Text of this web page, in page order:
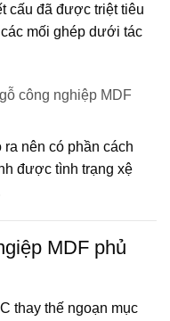
cấu đã được triệt tiêu
mối ghép dưới tác
công nghiệp MDF
nên có phần cách
được tình trạng xệ
MDF phủ
thay thế ngoạn mục